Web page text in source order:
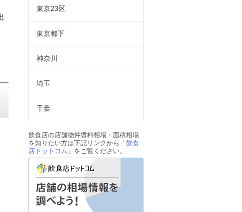
東京23区
東京都下
神奈川
埼玉
千葉
飲食店の店舗物件賃料相場・面積相場
を知りたい方は下記リンクから「 飲食
店ドットコム 」をご覧ください。